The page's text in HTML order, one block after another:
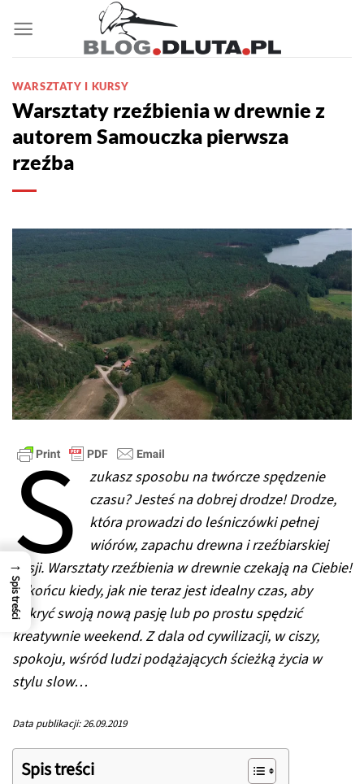
do
zawartości
WARSZTATY I KURSY
Warsztaty rzeźbienia w drewnie z
autorem Samouczka pierwsza
rzeźba
S
zukasz sposobu na twórcze spędzenie
czasu? Jesteś na dobrej drodze! Drodze,
która prowadzi do leśniczówki pełnej
wiórów, zapachu drewna i rzeźbiarskiej
pasji. Warsztaty rzeźbienia w drewnie czekają na Ciebie!
W końcu kiedy, jak nie teraz jest idealny czas, aby
odkryć swoją nową pasję lub po prostu spędzić
kreatywnie weekend. Z dala od cywilizacji, w ciszy,
spokoju, wśród ludzi podążających ścieżką życia w
stylu slow…
Data publikacji: 26.09.2019
Spis treści
→
Spis treści